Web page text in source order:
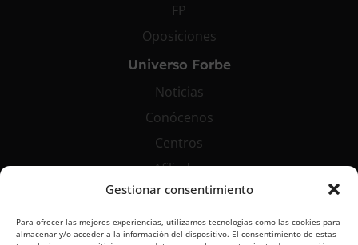
Gestionar consentimiento
Para ofrecer las mejores experiencias, utilizamos tecnologías como las cookies para
almacenar y/o acceder a la información del dispositivo. El consentimiento de estas
FP
Oposiciones
Universo Forbe
Noticias
Conócenos
Centros
Afiliados
Contáctanos
info@grupoforbe.com